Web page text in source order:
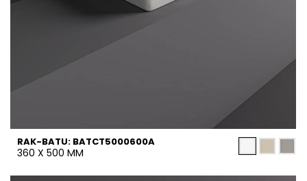
RAK-BATU: BATCT5000600A
360 X 500 MM